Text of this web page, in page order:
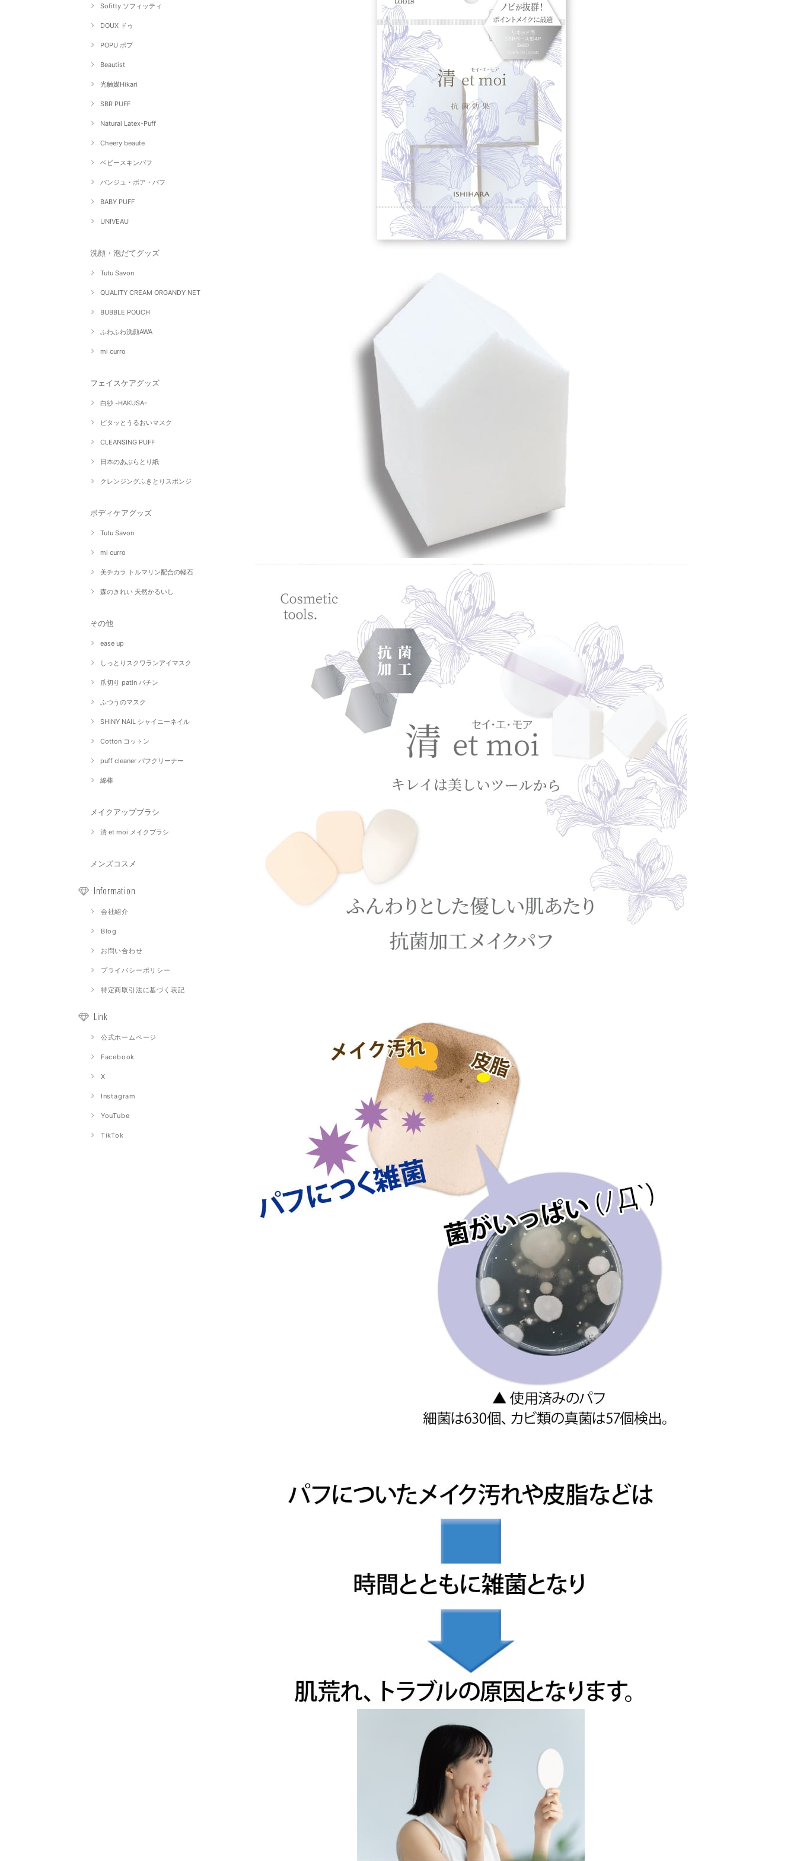
Sofitty ソフィッティ
DOUX ドゥ
POPU ポプ
Beautist
光触媒Hikari
SBR PUFF
Natural Latex-Puff
Cheery beaute
ベビースキンパフ
パンジュ・ボア・パフ
BABY PUFF
UNIVEAU
洗顔・泡だてグッズ
Tutu Savon
QUALITY CREAM ORGANDY NET
BUBBLE POUCH
ふわふわ洗顔AWA
mi curro
フェイスケアグッズ
白紗 -HAKUSA-
ピタッとうるおいマスク
CLEANSING PUFF
日本のあぶらとり紙
クレンジングふきとりスポンジ
ボディケアグッズ
Tutu Savon
mi curro
美チカラ トルマリン配合の軽石
森のきれい 天然かるいし
その他
ease up
しっとりスクワランアイマスク
爪切り patin パチン
ふつうのマスク
SHINY NAIL シャイニーネイル
Cotton コットン
puff cleaner パフクリーナー
綿棒
メイクアップブラシ
清 et moi メイクブラシ
メンズコスメ
Information
会社紹介
Blog
お問い合わせ
プライバシーポリシー
特定商取引法に基づく表記
Link
公式ホームページ
Facebook
X
Instagram
YouTube
TikTok